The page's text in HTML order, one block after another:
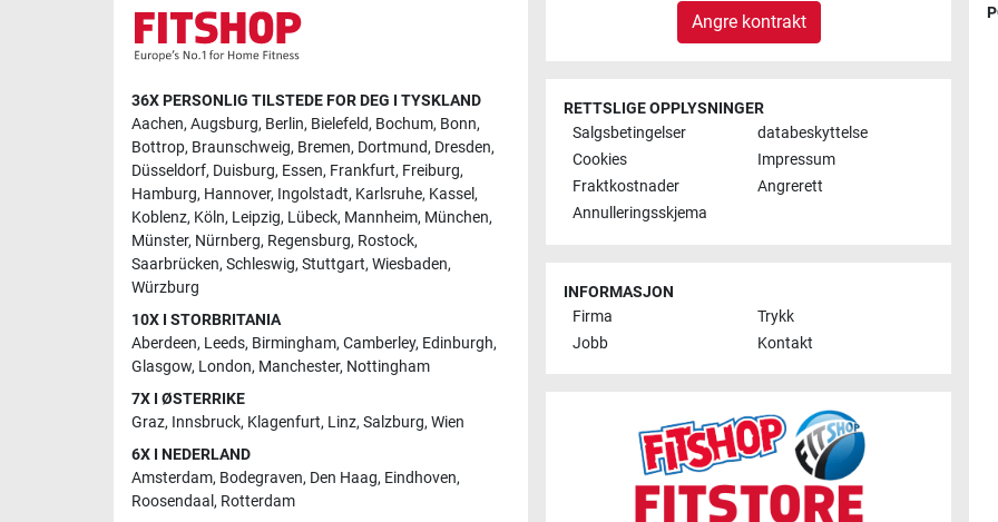
36X PERSONLIG TILSTEDE FOR DEG I TYSKLAND
Aachen, Augsburg, Berlin, Bielefeld, Bochum, Bonn,
Bottrop, Braunschweig, Bremen, Dortmund, Dresden,
Düsseldorf, Duisburg, Essen, Frankfurt, Freiburg,
Hamburg, Hannover, Ingolstadt, Karlsruhe, Kassel,
Koblenz, Köln, Leipzig, Lübeck, Mannheim, München,
Münster, Nürnberg, Regensburg, Rostock,
Saarbrücken, Schleswig, Stuttgart, Wiesbaden,
Würzburg
10X I STORBRITANIA
Aberdeen, Leeds, Birmingham, Camberley, Edinburgh,
Glasgow, London, Manchester, Nottingham
7X I ØSTERRIKE
Graz, Innsbruck, Klagenfurt, Linz, Salzburg, Wien
6X I NEDERLAND
Amsterdam, Bodegraven, Den Haag, Eindhoven,
Roosendaal , Rotterdam
Angre kontrakt
RETTSLIGE OPPLYSNINGER
Salgsbetingelser
databeskyttelse
Cookies
Impressum
Fraktkostnader
Angrerett
Annulleringsskjema
INFORMASJON
Firma
Trykk
Jobb
Kontakt